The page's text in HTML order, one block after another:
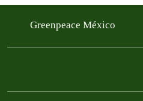
Greenpeace México